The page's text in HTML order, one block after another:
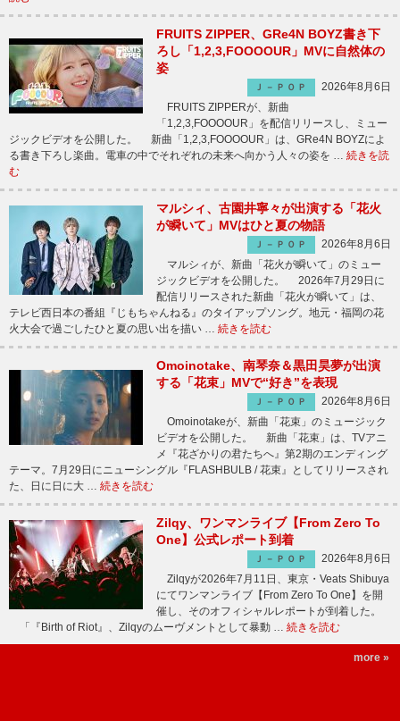
FRUITS ZIPPER、GRe4N BOYZ書き下
ろし「1,2,3,FOOOOUR」MVに自然体の
姿
Ｊ－ＰＯＰ
2026年8月6日
FRUITS ZIPPERが、新曲
「1,2,3,FOOOOUR」を配信リリースし、ミュー
ジックビデオを公開した。 新曲「1,2,3,FOOOOUR」は、GRe4N BOYZによ
る書き下ろし楽曲。電車の中でそれぞれの未来へ向かう人々の姿を … 続きを読
む
マルシィ、古園井寧々が出演する「花火
が瞬いて」MVはひと夏の物語
Ｊ－ＰＯＰ
2026年8月6日
マルシィが、新曲「花火が瞬いて」のミュー
ジックビデオを公開した。 2026年7月29日に
配信リリースされた新曲「花火が瞬いて」は、
テレビ西日本の番組『じもちゃんねる』のタイアップソング。地元・福岡の花
火大会で過ごしたひと夏の思い出を描い … 続きを読む
Omoinotake、南琴奈＆黒田昊夢が出演
する「花束」MVで“好き”を表現
Ｊ－ＰＯＰ
2026年8月6日
Omoinotakeが、新曲「花束」のミュージック
ビデオを公開した。 新曲「花束」は、TVアニ
メ『花ざかりの君たちへ』第2期のエンディング
テーマ。7月29日にニューシングル『FLASHBULB / 花束』としてリリースされ
た、日に日に大 … 続きを読む
Zilqy、ワンマンライブ【From Zero To
One】公式レポート到着
Ｊ－ＰＯＰ
2026年8月6日
Zilqyが2026年7月11日、東京・Veats Shibuya
にてワンマンライブ【From Zero To One】を開
催し、そのオフィシャルレポートが到着した。
「『Birth of Riot』、Zilqyのムーヴメントとして暴動 … 続きを読む
more »